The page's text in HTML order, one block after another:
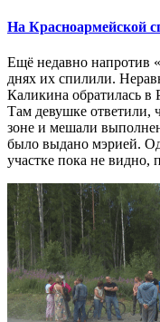
На Красноармейской
Ещё недавно напротив
днях их спилили.
Каликина обратилась в
Там девушке ответили,
зоне и мешали
было выдано мэрией.
участке пока не